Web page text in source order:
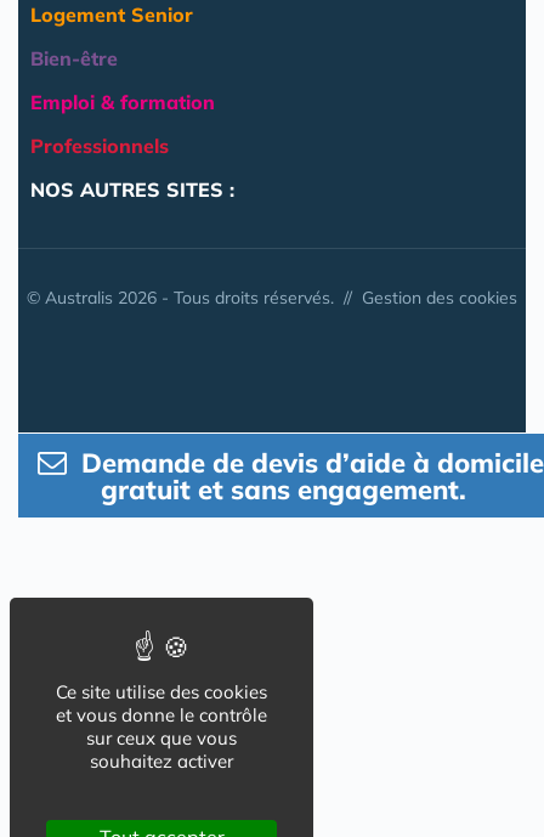
Logement Senior
Bien-être
Emploi & formation
Professionnels
NOS AUTRES SITES :
© Australis 2026 - Tous droits réservés. // Gestion des cookies
Demande de devis d’aide à domicile
gratuit et sans engagement.
Ce site utilise des cookies
et vous donne le contrôle
sur ceux que vous
souhaitez activer